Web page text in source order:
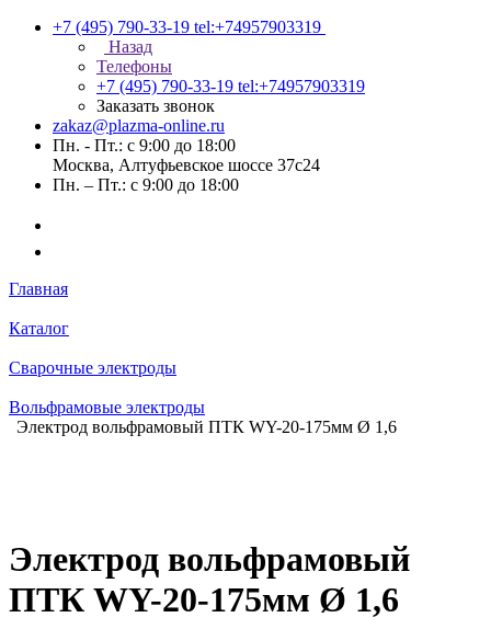
+7 (495) 790-33-19 tel:+74957903319
Назад
Телефоны
+7 (495) 790-33-19 tel:+74957903319
Заказать звонок
zakaz@plazma-online.ru
Пн. - Пт.: с 9:00 до 18:00
Москва, Алтуфьевское шоссе 37с24
Пн. – Пт.: с 9:00 до 18:00
Главная
Каталог
Сварочные электроды
Вольфрамовые электроды
Электрод вольфрамовый ПТК WY-20-175мм Ø 1,6
Электрод вольфрамовый
ПТК WY-20-175мм Ø 1,6